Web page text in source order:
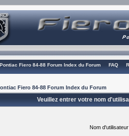
Fiero 84-88 Forum Index du Forum FAQ
Fiero 84-88 Forum Index du Forum
Veuillez entrer votre nom
Nom